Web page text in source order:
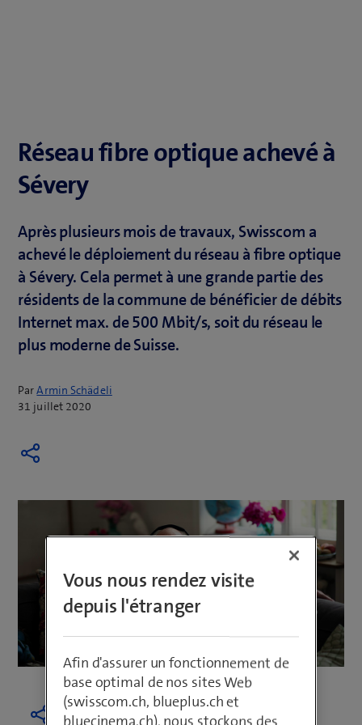
Réseau fibre optique achevé à
Sévery
Après plusieurs mois de travaux, Swisscom a
achevé le déploiement du réseau à fibre optique
à Sévery. Cela permet à une grande partie des
résidents de la commune de bénéficier de débits
Internet max. de 500 Mbit/s, soit du réseau le
plus moderne de Suisse.
ParArmin Schädeli
31 juillet 2020
Vous nous rendez visite
depuis l'étranger
Afin d'assurer un fonctionnement de
base optimal de nos sites Web
(swisscom.ch, blueplus.ch et